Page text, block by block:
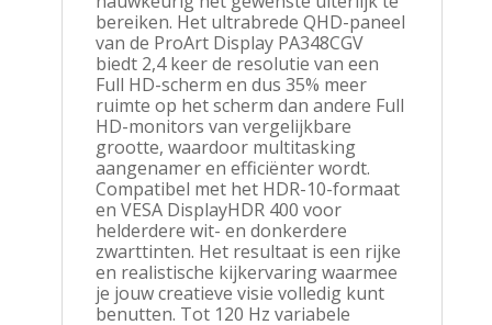
bereiken. Het ultrabrede QHD-paneel
van de ProArt Display PA348CGV
biedt 2,4 keer de resolutie van een
Full HD-scherm en dus 35% meer
ruimte op het scherm dan andere Full
HD-monitors van vergelijkbare
grootte, waardoor multitasking
aangenamer en efficiënter wordt.
Compatibel met het HDR-10-formaat
en VESA DisplayHDR 400 voor
helderdere wit- en donkerdere
zwarttinten. Het resultaat is een rijke
en realistische kijkervaring waarmee
je jouw creatieve visie volledig kunt
benutten. Tot 120 Hz variabele